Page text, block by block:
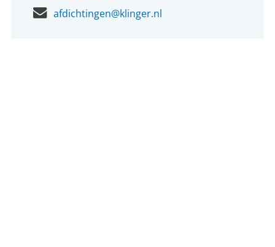
afdichtingen@klinger.nl